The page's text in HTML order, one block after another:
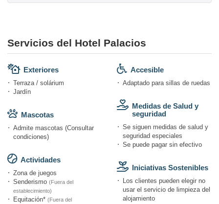
Servicios del Hotel Palacios
Exteriores
Terraza / solárium
Jardín
Mascotas
Admite mascotas (Consultar
condiciones)
Actividades
Zona de juegos
Senderismo (Fuera del
establecimiento)
Equitación* (Fuera del
Accesible
Adaptado para sillas de ruedas
Medidas de Salud y
seguridad
Se siguen medidas de salud y
seguridad especiales
Se puede pagar sin efectivo
Iniciativas Sostenibles
Los clientes pueden elegir no
usar el servicio de limpieza del
alojamiento